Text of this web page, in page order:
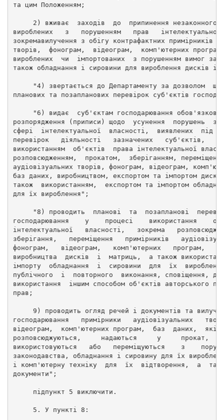
та цим Положенням;
2) вживає  заходів  до  припинення незаконного
вироблених   з   порушенням   прав
зокремавилучення з обігу контрафактних примірників
творів,  фонограм,  відеограм,  комп'ютерних
вироблених  чи  імпортованих  з порушенням вимог
також обладнання і сировини для вироблення дисків
"4) звертається до Департаменту за дозволом
планових та позапланових перевірок суб'єктів
"6) видає  суб'єктам господарювання
розпорядження (приписи) щодо  усунення  порушень
сфері  інтелектуальної  власності,  виявлених  під
перевірок   діяльності   зазначених   суб'єктів,
використанням  об'єктів  права інтелектуальної
розповсюдженням,  прокатом,  зберіганням,
аудіовізуальних творів, фонограм, відеограм,
баз даних, виробництвом, експортом та імпортом
також  використанням,  експортом та імпортом
для їх вироблення";
"8) проводить  планові  та  позапланові
господарювання    у    процесі    використання
інтелектуальної   власності,   зокрема
зберігання,   переміщення   примірників
фонограм,   відеограм,   комп'ютерних   програм,
виробництва  дисків  і  матриць,  а також
імпорту  обладнання  і  сировини  для  їх
публічного  і  повторного  виконання, сповіщення,
використання  іншим способом об'єктів авторського
прав;
9) проводить огляд речей і документів та
господарювання   примірники   аудіовізуальних
відеограм,  комп'ютерних програм,  баз  даних,  які
розповсюджуються,     надаються     у     прокат,
використовуються   або   переміщуються    з
законодавства, обладнання і сировину для їх
і комп'ютерну техніку  для  їх  відтворення,  а
документи";
     підпункт 5 виключити.
     5. У пункті 8: